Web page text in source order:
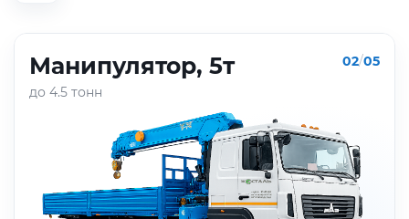
Манипулятор, 5т
до 4.5 тонн
02/05